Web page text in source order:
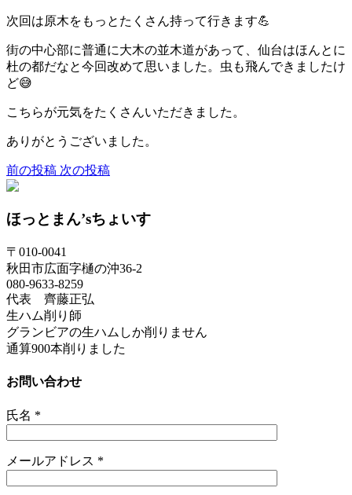
次回は原木をもっとたくさん持って行きます💪
街の中心部に普通に大木の並木道があって、仙台はほんとに
杜の都だなと今回改めて思いました。虫も飛んできましたけ
ど😅
こちらが元気をたくさんいただきました。
ありがとうございました。
前の投稿 次の投稿
ほっとまん’sちょいす
〒010-0041
秋田市広面字樋の沖36-2
080-9633-8259
代表 齊藤正弘
生ハム削り師
グランビアの生ハムしか削りません
通算900本削りました
お問い合わせ
氏名 *
メールアドレス *